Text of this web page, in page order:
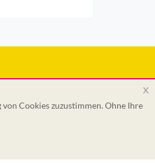
Cookies zuzustimmen. Ohne Ihre
x